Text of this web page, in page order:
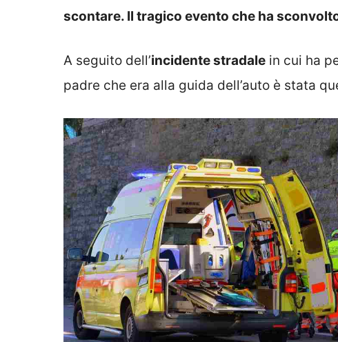
scontare. Il tragico evento che ha
A seguito dell’incidente stradale in cui ha
padre che era alla guida dell’auto è stata